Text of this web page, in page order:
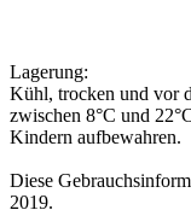
Lagerung:
Kühl, trocken und vor
zwischen 8°C und
Kindern aufbewahren.
Diese
2019.